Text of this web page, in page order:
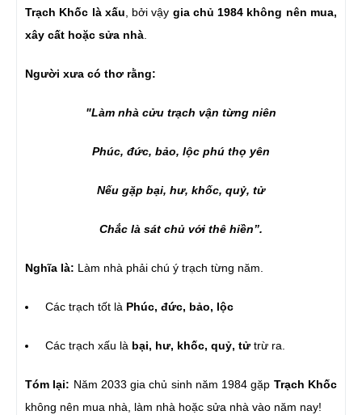
Trạch Khốc là xấu , bởi vậy gia chủ 1984 không nên mua,
xây cất hoặc sửa nhà
Người xưa có thơ rằng:
"Làm nhà cửu trạch vận từng niên
Phúc, đức, bảo, lộc phú thọ yên
Nếu gặp bại, hư, khốc, quỷ, tử
Chắc là sát chủ với thê hiền”.
Nghĩa là: Làm nhà phải chú ý trạch từng năm.
Các trạch tốt là Phúc, đức, bảo, lộc
Các trạch xấu là bại, hư, khốc, quỷ, tửtrừ ra.
Tóm lại: Năm 2033 gia chủ sinh năm 1984 gặp Trạch Khốc
không nên mua nhà, làm nhà hoặc sửa nhà vào năm nay!